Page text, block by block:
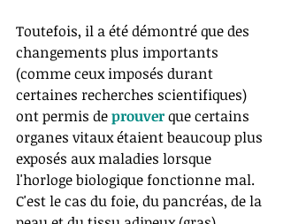
Toutefois, il a été démontré que des
changements plus importants
(comme ceux imposés durant
certaines recherches scientifiques)
ont permis de prouver que certains
organes vitaux étaient beaucoup plus
exposés aux maladies lorsque
l'horloge biologique fonctionne mal.
C'est le cas du foie, du pancréas, de la